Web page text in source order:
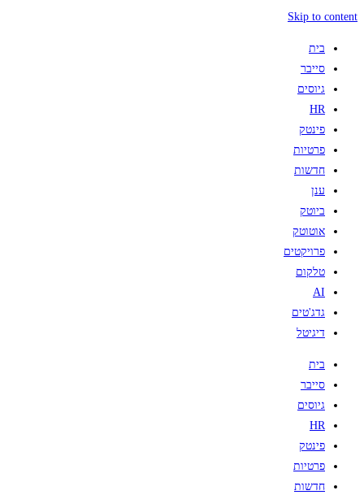
Skip to content
בית
סייבר
גיוסים
HR
פינטק
פרטיות
חדשות
ענן
ביוטק
אוטוטק
פרויקטים
טלקום
AI
גדג'טים
דיגיטל
בית
סייבר
גיוסים
HR
פינטק
פרטיות
חדשות